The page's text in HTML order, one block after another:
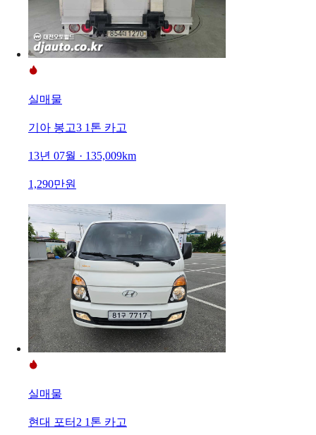
실매물
기아 봉고3 1톤 카고
13년 07월 · 135,009km
1,290만원
실매물
현대 포터2 1톤 카고